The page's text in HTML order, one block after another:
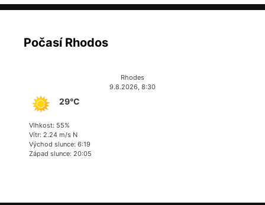
Počasí Rhodos
Rhodes
9.8.2026, 8:30
29°C
Vlhkost: 55%
Vítr: 2.24 m/s N
Východ slunce: 6:19
Západ slunce: 20:05